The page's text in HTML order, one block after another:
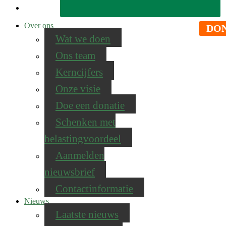
Over ons
Wat we doen
Ons team
Kerncijfers
Onze visie
Doe een donatie
Schenken met
belastingvoordeel
Aanmelden
nieuwsbrief
Contactinformatie
Nieuws
Laatste nieuws